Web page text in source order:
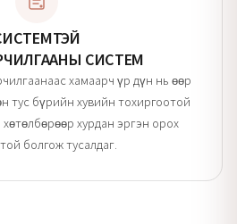
СИСТЕМ
хамаарч үр дүн нь өөр
тус бүрийн хувийн тохиргоотой
хурдан эргэн орох
болгож тусалдаг.